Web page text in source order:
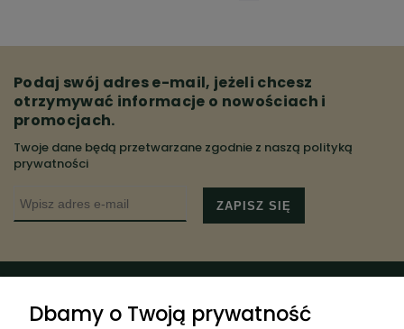
Podaj swój adres e-mail, jeżeli chcesz
otrzymywać informacje o nowościach i
promocjach.
Twoje dane będą przetwarzane zgodnie z naszą polityką
prywatności
ZAPISZ SIĘ
Dbamy o Twoją prywatność